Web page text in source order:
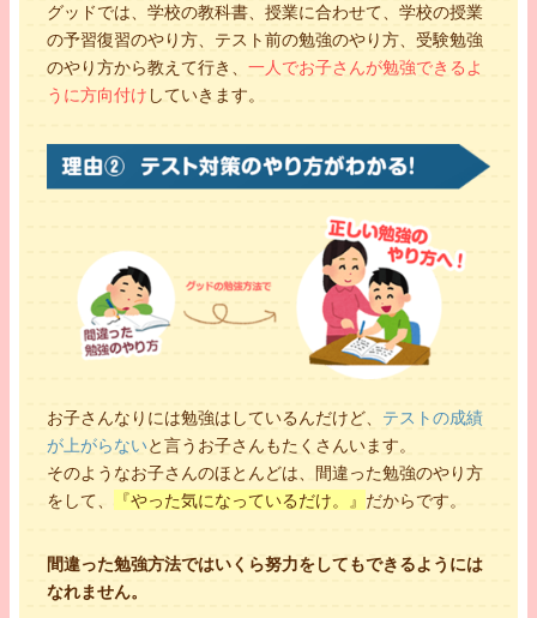
看護師になるために専門科目に力を入れて頑張っています！
体験授業を受けてみる
国公立大学
グッドでは、学校の教科書、授業に合わせて、学校の授業
の予習復習のやり方、テスト前の勉強のやり方、受験勉強
のやり方から教えて行き、 一人でお子さんが勉強できるよ
うに方向付け していきます。
お子さんなりには勉強はしているんだけど、 テストの成績
が上がらないと言うお子さんもたくさんいます。
そのようなお子さんのほとんどは、間違った勉強のやり方
をして、
『やった気になっているだけ。』 だからです。
間違った勉強方法ではいくら努力をしてもできるようには
なれません。